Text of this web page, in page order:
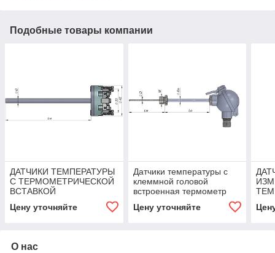
Подобные товары компании
ДАТЧИКИ ТЕМПЕРАТУРЫ
С ТЕРМОМЕТРИЧЕСКОЙ
ВСТАВКОЙ
Цену уточняйте
Датчики температуры с
клеммной головой
встроенная термометр
Цену уточняйте
О нас